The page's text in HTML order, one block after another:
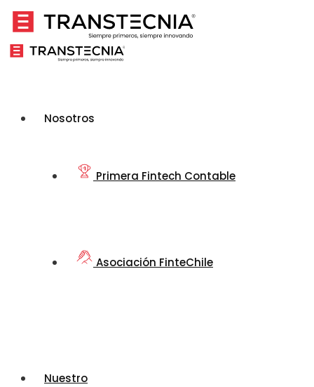
Nosotros
Primera Fintech Contable
Asociación FinteChile
Nuestro